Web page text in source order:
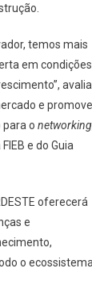
temos mais
em condições
avalia
e
o networking
e do Guia
oferecerá
e
o ecossistema